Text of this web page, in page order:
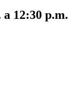
a 12:30 p.m.